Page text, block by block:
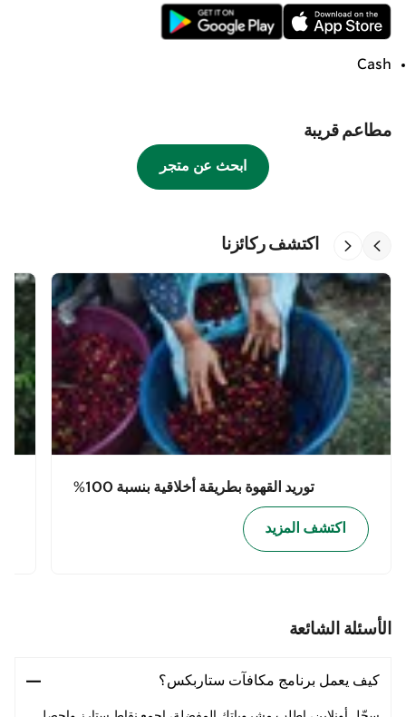
Cash
مطاعم قريبة
ابحث عن متجر
اكتشف ركائزنا
توريد القهوة بطريقة أخلاقية بنسبة 100%
اكتشف المزيد
الأسئلة الشائعة
كيف يعمل برنامج مكافآت ستاربكس؟